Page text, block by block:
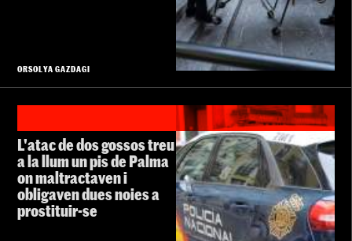
ORSOLYA GAZDAGI
L'atac de dos gossos treu
a la llum un pis de Palma
on maltractaven i
obligaven dues noies a
prostituir-se